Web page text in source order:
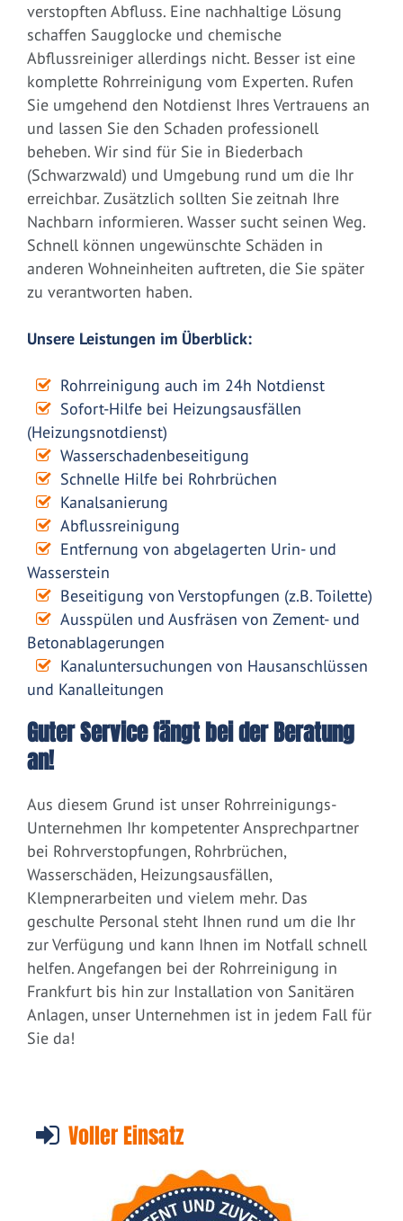
verstopften Abfluss. Eine nachhaltige Lösung
schaffen Saugglocke und chemische
Abflussreiniger allerdings nicht. Besser ist eine
komplette Rohrreinigung vom Experten. Rufen
Sie umgehend den Notdienst Ihres Vertrauens an
und lassen Sie den Schaden professionell
beheben. Wir sind für Sie in Biederbach
(Schwarzwald) und Umgebung rund um die Ihr
erreichbar. Zusätzlich sollten Sie zeitnah Ihre
Nachbarn informieren. Wasser sucht seinen Weg.
Schnell können ungewünschte Schäden in
anderen Wohneinheiten auftreten, die Sie später
zu verantworten haben.
Unsere Leistungen im Überblick:
Rohrreinigung auch im 24h Notdienst
Sofort-Hilfe bei Heizungsausfällen
(Heizungsnotdienst)
Wasserschadenbeseitigung
Schnelle Hilfe bei Rohrbrüchen
Kanalsanierung
Abflussreinigung
Entfernung von abgelagerten Urin- und
Wasserstein
Beseitigung von Verstopfungen (z.B. Toilette)
Ausspülen und Ausfräsen von Zement- und
Betonablagerungen
Kanaluntersuchungen von Hausanschlüssen
und Kanalleitungen
Guter Service fängt bei der Beratung
an!
Aus diesem Grund ist unser Rohrreinigungs-
Unternehmen Ihr kompetenter Ansprechpartner
bei Rohrverstopfungen, Rohrbrüchen,
Wasserschäden, Heizungsausfällen,
Klempnerarbeiten und vielem mehr. Das
geschulte Personal steht Ihnen rund um die Ihr
zur Verfügung und kann Ihnen im Notfall schnell
helfen. Angefangen bei der Rohrreinigung in
Frankfurt bis hin zur Installation von Sanitären
Anlagen, unser Unternehmen ist in jedem Fall für
Sie da!
Voller Einsatz